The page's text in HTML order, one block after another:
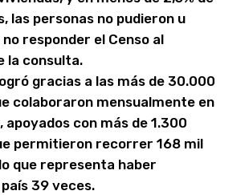
las personas no pudieron u
responder el Censo al
la consulta.
gracias a las más de 30.000
colaboraron mensualmente en
apoyados con más de 1.300
permitieron recorrer 168 mil
que representa haber
39 veces.